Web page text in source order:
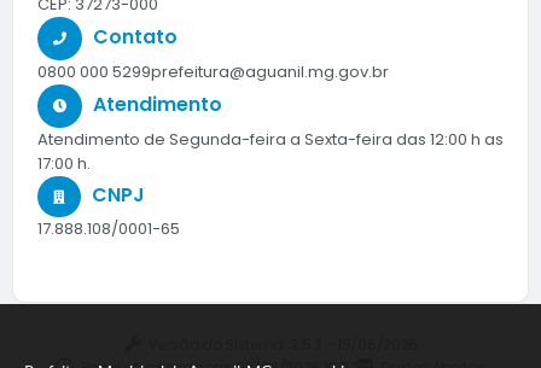
Contato
0800 000 5299prefeitura@aguanil.mg.gov.br
Atendimento
Atendimento de Segunda-feira a Sexta-feira das 12:00 h as
17:00 h.
CNPJ
17.888.108/0001-65